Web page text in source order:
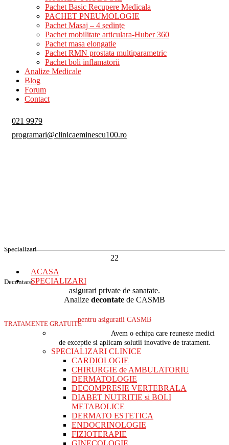
Pachet Basic Recupere Medicala
PACHET PNEUMOLOGIE
Pachet Masaj – 4 ședințe
Pachet mobilitate articulara-Huber 360
Pachet masa elongatie
Pachet RMN prostata multiparametric
Pachet boli inflamatorii
Analize Medicale
Blog
Forum
Contact
021 9979
programari@clinicaeminescu100.ro
Specializari
22
Decontare
asigurari private de sanatate.
Analize decontate de CASMB
TRATAMENTE GRATUITE
pentru asiguratii CASMB
ACASA
SPECIALIZARI
Avem o echipa care reuneste medici
de exceptie si aplicam solutii inovative de tratament.
SPECIALIZARI CLINICE
CARDIOLOGIE
CHIRURGIE de AMBULATORIU
DERMATOLOGIE
DECOMPRESIE VERTEBRALA
DIABET NUTRITIE si BOLI
METABOLICE
DERMATO ESTETICA
ENDOCRINOLOGIE
FIZIOTERAPIE
GINECOLOGIE